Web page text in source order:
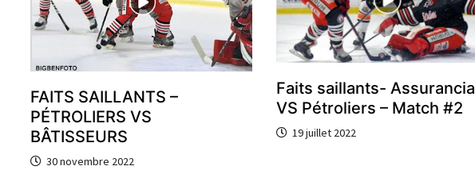
FAITS SAILLANTS –
PÉTROLIERS VS
BÂTISSEURS
30 novembre 2022
Faits saillants- Assurancia
VS Pétroliers – Match #2
19 juillet 2022